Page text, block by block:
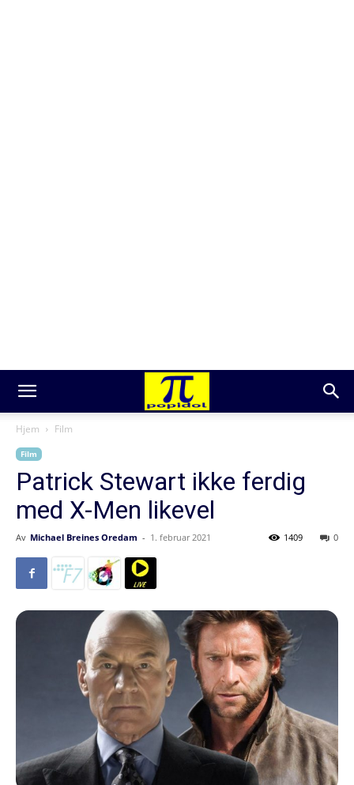
Hjem Film
Film
Patrick Stewart ikke ferdig
med X-Men likevel
Av Michael Breines Oredam - 1. februar 2021 0
1409